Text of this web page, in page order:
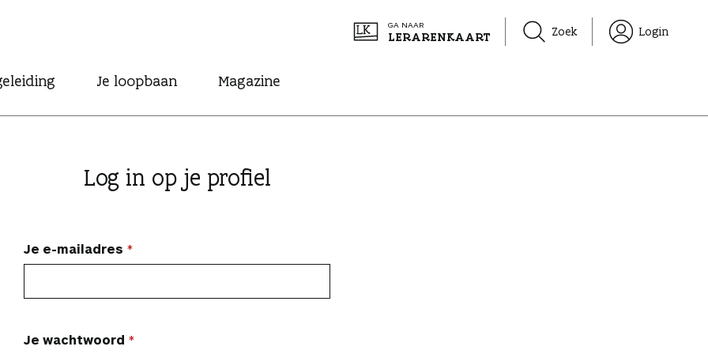
GA NAAR
LERARENKAART Zoek Login
Je loopbaan Magazine
Log in op je profiel
Je e-mailadres
Je wachtwoord